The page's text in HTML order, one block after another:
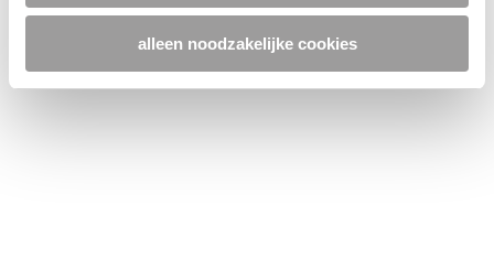
alleen noodzakelijke cookies